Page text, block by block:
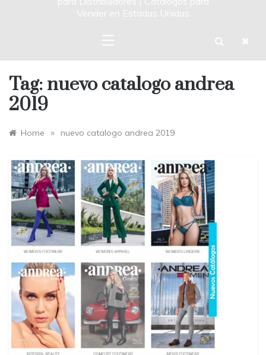
Vender en Estados Unidos
Tag: nuevo catalogo andrea
2019
Home » nuevo catalogo andrea 2019